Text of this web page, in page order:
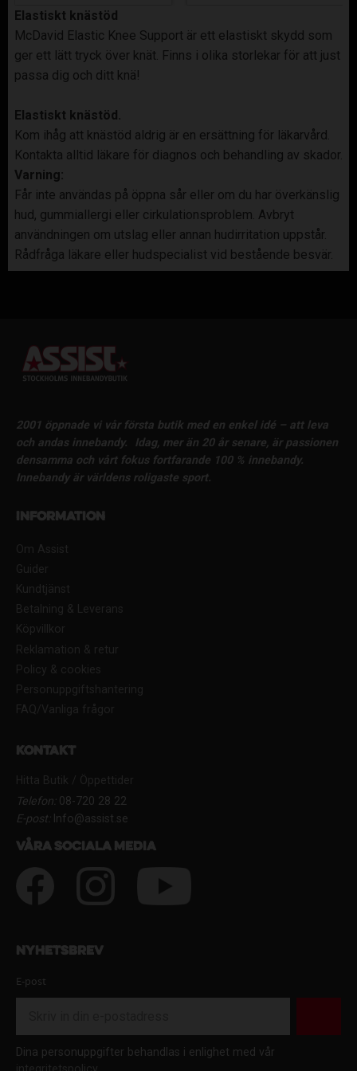
Elastiskt knästöd
McDavid Elastic Knee Support är ett elastiskt skydd som
ger ett lätt tryck över knät. Finns i olika storlekar för att just
passa dig och ditt knä!
Elastiskt knästöd.
Kom ihåg att knästöd aldrig är en ersättning för läkarvård.
Kontakta alltid läkare för diagnos och behandling av skador.
Varning:
Får inte användas på öppna sår eller om du har överkänslig
hud, gummiallergi eller cirkulationsproblem. Avbryt
användningen om utslag eller annan hudirritation uppstår.
Rådfråga läkare eller hudspecialist vid bestående besvär.
2001 öppnade vi vår första butik med en enkel idé – att leva
och andas innebandy.
Idag, mer än 20 år senare, är passionen
densamma och vårt fokus fortfarande 100 % innebandy.
Innebandy är världens roligaste sport.
Information
Om Assist
Guider
Kundtjänst
Betalning & Leverans
Köpvillkor
Reklamation & retur
Policy & cookies
Personuppgiftshantering
FAQ/Vanliga frågor
Kontakt
Hitta Butik / Öppettider
Telefon:08-720 28 22
E-post:Info@assist.se
Våra sociala media
Nyhetsbrev
E-post
Dina personuppgifter behandlas i enlighet med vår